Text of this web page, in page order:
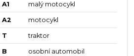
A1 malý motocykl
A2 motocykl
T traktor
B osobní automobil